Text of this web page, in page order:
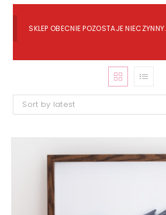
SKLEP OBECNIE POZOSTAJE NIECZYNNY.
Sort by latest